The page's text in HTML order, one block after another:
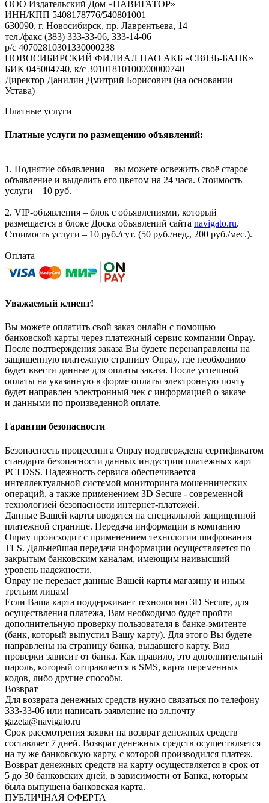
ООО Издательский Дом «НАВИГАТОР»
ИНН/КПП 5408178776/540801001
630090, г. Новосибирск, пр. Лаврентьева, 14
тел./факс (383) 333-33-06, 333-14-06
р/с 40702810301330000238
НОВОСИБИРСКИЙ ФИЛИАЛ ПАО АКБ «СВЯЗЬ-БАНК»
БИК 045004740, к/с 30101810100000000740
Директор Данилин Дмитрий Борисович (на основании
Устава)
Платные услуги
Платные услуги по размещению объявлений:
1. Поднятие объявления – вы можете освежить своё старое
объявление и выделить его цветом на 24 часа. Стоимость
услуги – 10 руб.
2. VIP-объявления – блок с объявлениями, который
размещается в блоке Доска объявлений сайта navigato.ru.
Стоимость услуги – 10 руб./сут. (50 руб./нед., 200 руб./мес.).
Оплата
Уважаемый клиент!
Вы можете оплатить свой заказ онлайн с помощью
банковской карты через платежный сервис компании Onpay.
После подтверждения заказа Вы будете перенаправлены на
защищенную платежную страницу Onpay, где необходимо
будет ввести данные для оплаты заказа. После успешной
оплаты на указанную в форме оплаты электронную почту
будет направлен электронный чек с информацией о заказе
и данными по произведенной оплате.
Гарантии безопасности
Безопасность процессинга Onpay подтверждена сертификатом
стандарта безопасности данных индустрии платежных карт
PCI DSS. Надежность сервиса обеспечивается
интеллектуальной системой мониторинга мошеннических
операций, а также применением 3D Secure - современной
технологией безопасности интернет-платежей.
Данные Вашей карты вводятся на специальной защищенной
платежной странице. Передача информации в компанию
Onpay происходит с применением технологии шифрования
TLS. Дальнейшая передача информации осуществляется по
закрытым банковским каналам, имеющим наивысший
уровень надежности.
Onpay не передает данные Вашей карты магазину и иным
третьим лицам!
Если Ваша карта поддерживает технологию 3D Secure, для
осуществления платежа, Вам необходимо будет пройти
дополнительную проверку пользователя в банке-эмитенте
(банк, который выпустил Вашу карту). Для этого Вы будете
направлены на страницу банка, выдавшего карту. Вид
проверки зависит от банка. Как правило, это дополнительный
пароль, который отправляется в SMS, карта переменных
кодов, либо другие способы.
Возврат
Для возврата денежных средств нужно связаться по телефону
333-33-06 или написать заявление на эл.почту
gazeta@navigato.ru
Срок рассмотрения заявки на возврат денежных средств
составляет 7 дней. Возврат денежных средств осуществляется
на ту же банковскую карту, с которой производился платеж.
Возврат денежных средств на карту осуществляется в срок от
5 до 30 банковских дней, в зависимости от Банка, которым
была выпущена банковская карта.
ПУБЛИЧНАЯ ОФЕРТА